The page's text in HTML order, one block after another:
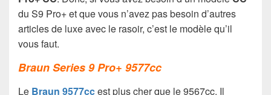
du S9 Pro+ et que vous n’avez pas besoin d’autres
articles de luxe avec le rasoir, c’est le modèle qu’il
vous faut.
Braun Series 9 Pro+ 9577cc
Le Braun 9577ccest plus cher que le 9567cc. Il